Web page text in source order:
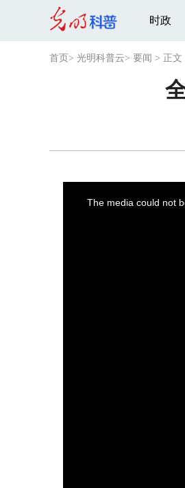
时政
首页 > 光明科普云> 要闻 > 正文
The media could not